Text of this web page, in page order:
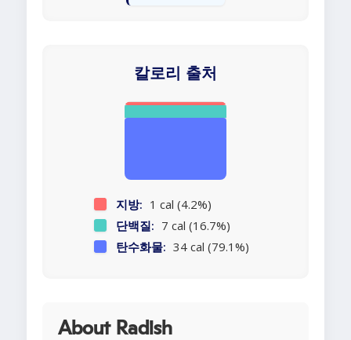
칼로리 출처
지방: 1 cal (4.2%)
단백질: 7 cal (16.7%)
탄수화물: 34 cal (79.1%)
About Radish